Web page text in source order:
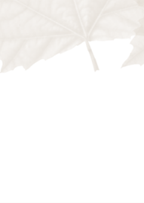
amb dispositius mòbils, cada cop
no s’han abocat prou esforços